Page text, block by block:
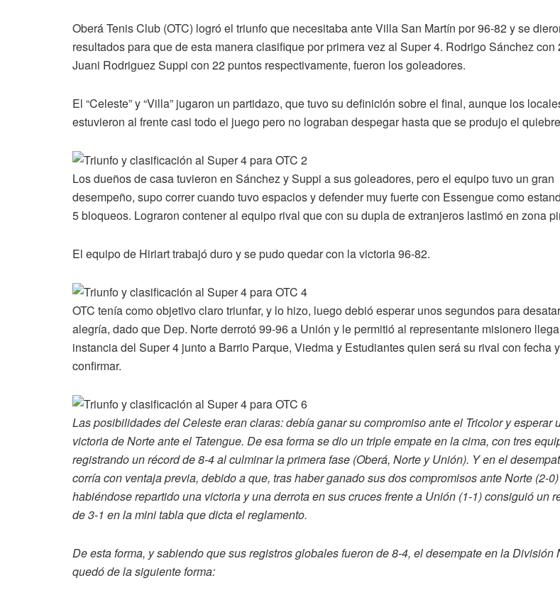
Oberá Tenis Club (OTC) logró el triunfo que necesitaba ante Villa San Martín por 96-82 y se
resultados para que de esta manera clasifique por primera vez al Super 4. Rodrigo Sánchez con
Juani Rodriguez Suppi con 22 puntos respectivamente, fueron los goleadores.
El “Celeste” y “Villa” jugaron un partidazo, que tuvo su definición sobre el final, aunque los
estuvieron al frente casi todo el juego pero no lograban despegar hasta que se produjo el
Los dueños de casa tuvieron en Sánchez y Suppi a sus goleadores, pero el equipo tuvo un gran
desempeño, supo correr cuando tuvo espacios y defender muy fuerte con Essengue como
5 bloqueos. Lograron contener al equipo rival que con su dupla de extranjeros lastimó en zona
El equipo de Hiriart trabajó duro y se pudo quedar con la victoria 96-82.
OTC tenía como objetivo claro triunfar, y lo hizo, luego debió esperar unos segundos para
alegría, dado que Dep. Norte derrotó 99-96 a Unión y le permitió al representante misionero
instancia del Super 4 junto a Barrio Parque, Viedma y Estudiantes quien será su rival con fecha
confirmar.
Las posibilidades del Celeste eran claras: debía ganar su compromiso ante el Tricolor y esperar
victoria de Norte ante el Tatengue. De esa forma se dio un triple empate en la cima, con tres
registrando un récord de 8-4 al culminar la primera fase (Oberá, Norte y Unión). Y en el
corría con ventaja previa, debido a que, tras haber ganado sus dos compromisos ante Norte (2-
habiéndose repartido una victoria y una derrota en sus cruces frente a Unión (1-1) consiguió un
de 3-1 en la mini tabla que dicta el reglamento.
De esta forma, y sabiendo que sus registros globales fueron de 8-4, el desempate en la División
quedó de la siguiente forma: